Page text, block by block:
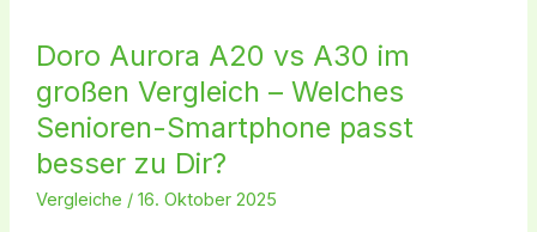
Doro Aurora A20 vs A30 im
großen Vergleich – Welches
Senioren-Smartphone passt
besser zu Dir?
Vergleiche / 16. Oktober 2025
A30
im
großen
Vergleich
–
Welches